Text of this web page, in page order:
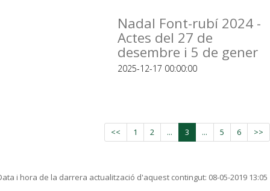
Nadal Font-rubí 2024 -
Actes del 27 de
desembre i 5 de gener
2025-12-17 00:00:00
<< 1 2 ... 3 ... 5 6 >>
i hora de la darrera actualització d'aquest contingut: 08-05-2019 13:05